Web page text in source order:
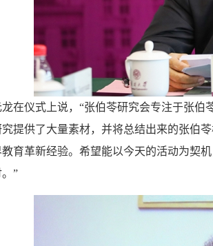
仪式上说，“张伯苓研究会专注于张伯苓
提供了大量素材，并将总结出来的张伯
育革新经验。希望能以今天的活动为契
”